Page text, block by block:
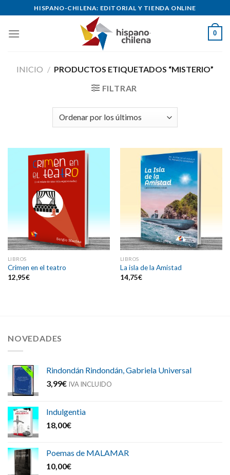
to
content
HISPANO-CHILENA: EDITORIAL Y TIENDA ONLINE
0
INICIO / PRODUCTOS ETIQUETADOS “MISTERIO”
FILTRAR
LIBROS
Crimen en el teatro
12,95€
LIBROS
La isla de la Amistad
14,75€
NOVEDADES
Rindondán Rindondán, Gabriela Universal
3,99€ IVA INCLUIDO
Indulgentia
18,00€
Poemas de MALAMAR
10,00€